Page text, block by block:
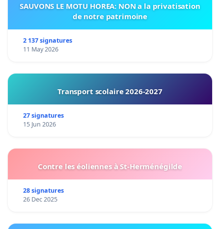
SAUVONS LE MOTU HOREA: NON a la privatisation
de notre patrimoine
2 137 signatures
11 May 2026
Transport scolaire 2026-2027
27 signatures
15 Jun 2026
Contre les éoliennes à St-Herménégilde
28 signatures
26 Dec 2025